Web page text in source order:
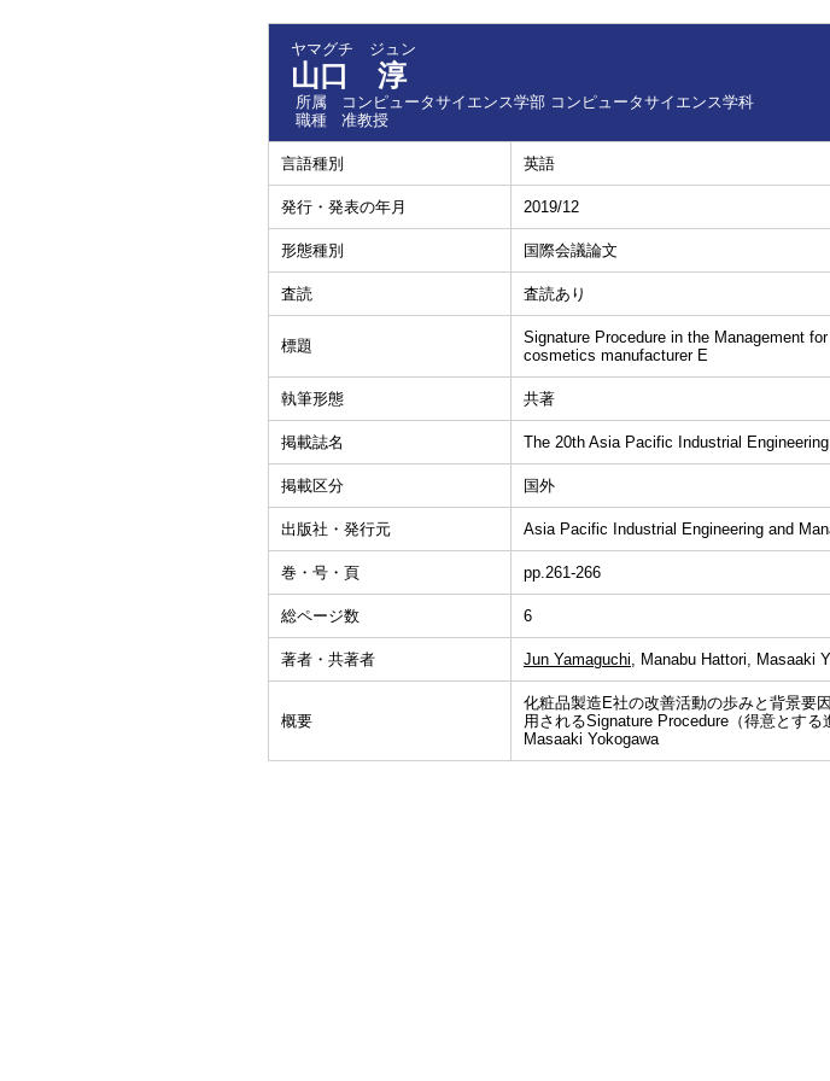
ヤマグチ ジュン
山口 淳
所属
コンピュータサイエンス学部 コンピュータサイエンス学科
職種
准教授
言語種別 英語
発行・発表の年月 2019/12
形態種別 国際会議論文
査読 査読あり
標題
Signature Procedure in the Management
cosmetics manufacturer E
執筆形態 共著
掲載誌名 The 20th Asia Pacific Industrial
掲載区分 国外
出版社・発行元 Asia Pacific Industrial Engineering and
巻・号・頁 pp.261-266
総ページ数 6
著者・共著者 Jun Yamaguchi, Manabu Hattori, Masaaki
概要
化粧品製造E社の改善活動の歩みと背景要
用されるSignature Procedure（得意とする
Masaaki Yokogawa